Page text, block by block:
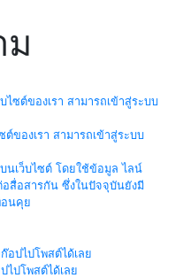
ของเรา สามารถเข้าสู่ระบบ
นเว็บไซต์ โดยใช้ข้อมูล ไลน์
อสื่อสารกัน ซึ่งในปัจจุบันยังมี
อนคุย
ปโพสต์ได้เลย